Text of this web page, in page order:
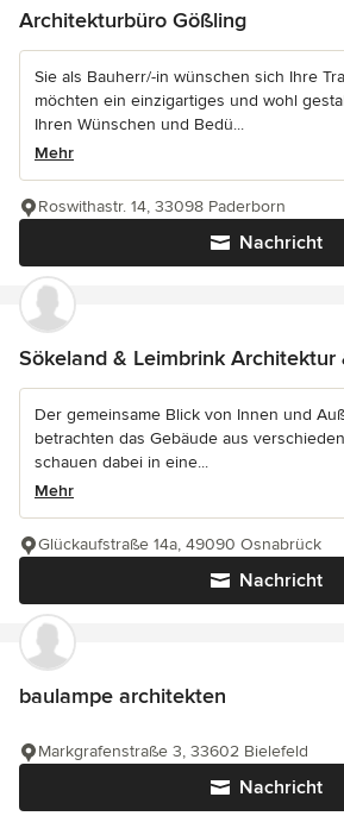
Architekturbüro Gößling
Sie als Bauherr/-in wünschen sich Ihre
möchten ein einzigartiges und wohl
Ihren Wünschen und Bedü...
Mehr
Nachricht
Roswithastr. 14, 33098 Paderborn
Sökeland & Leimbrink Architektur
Der gemeinsame Blick von Innen und
betrachten das Gebäude aus
schauen dabei in eine...
Mehr
Nachricht
Glückaufstraße 14a, 49090 Osnabrück
baulampe architekten
Nachricht
Markgrafenstraße 3, 33602 Bielefeld